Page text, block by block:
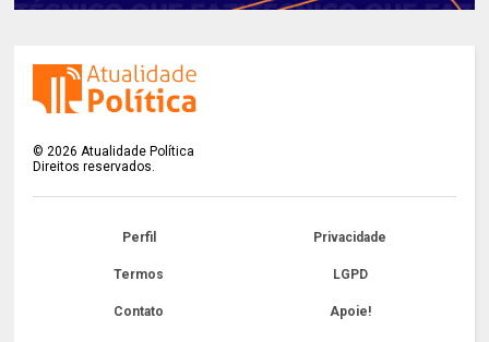
©2026 Atualidade Política
Direitos reservados.
Perfil Privacidade
Termos LGPD
Contato Apoie!